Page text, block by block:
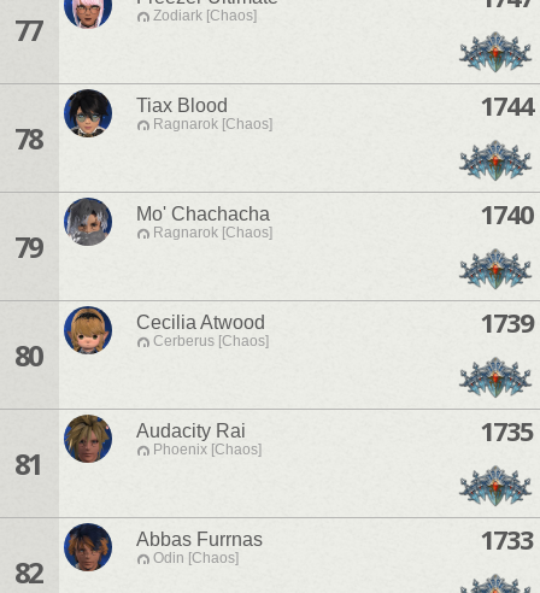
77 Zodiark [Chaos]
78
Tiax Blood
Ragnarok [Chaos]
1744
79
Mo' Chachacha
Ragnarok [Chaos]
1740
80
Cecilia Atwood
Cerberus [Chaos]
1739
81
Audacity Rai
Phoenix [Chaos]
1735
82
Abbas Furrnas
Odin [Chaos]
1733